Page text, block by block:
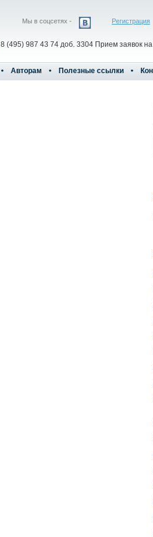
Регистрация
8 (495) 987 43 74 доб. 3304 Прием заявок
Мы в соцсетях -
Авторам Полезные ссылки